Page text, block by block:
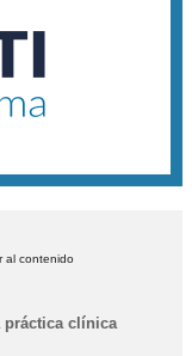
al contenido
práctica clínica